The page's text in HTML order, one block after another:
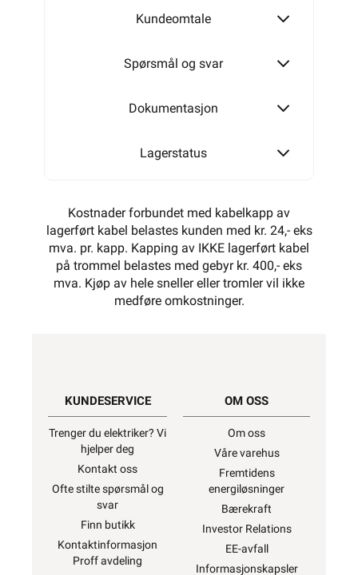
Kundeomtale
Spørsmål og svar
Dokumentasjon
Lagerstatus
Kostnader forbundet med kabelkapp av
lagerført kabel belastes kunden med kr. 24,- eks
mva. pr. kapp. Kapping av IKKE lagerført kabel
på trommel belastes med gebyr kr. 400,- eks
mva. Kjøp av hele sneller eller tromler vil ikke
medføre omkostninger.
KUNDESERVICE
Trenger du elektriker? Vi
hjelper deg
Kontakt oss
Ofte stilte spørsmål og
svar
Finn butikk
Kontaktinformasjon
Proff avdeling
OM OSS
Om oss
Våre varehus
Fremtidens
energiløsninger
Bærekraft
Investor Relations
EE-avfall
Informasjonskapsler